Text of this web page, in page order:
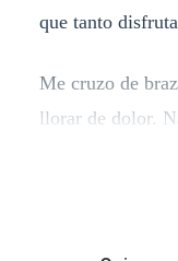
que tanto
Me cruzo de
llorar de dolor.